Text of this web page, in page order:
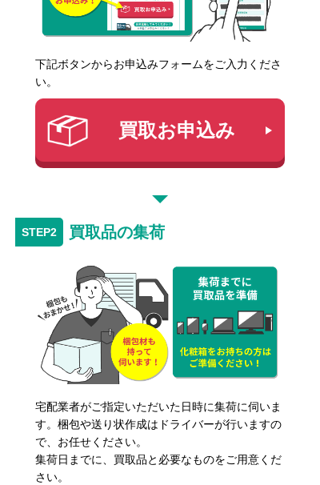
下記ボタンからお申込みフォームをご入力くださ
い。
買取お申込み
買取品の集荷
宅配業者がご指定いただいた日時に集荷に伺いま
す。梱包や送り状作成はドライバーが行いますの
で、お任せください。
集荷日までに、買取品と必要なものをご用意くだ
さい。